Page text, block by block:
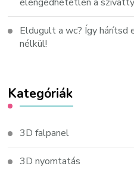
Eldugult a wc? Így hárítsd
nélkül!
Kategóriák
3D falpanel
3D nyomtatás